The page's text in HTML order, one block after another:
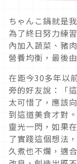
ちゃんこ鍋就是
為了終日努力練
內加入蔬菜、豬
營養均衡，最後
在距今30多年以
旁的好友說：「
太可惜了，應該
到這道美食才對
靈光一閃，如果
了實踐這個想法
久煮也不爛，適